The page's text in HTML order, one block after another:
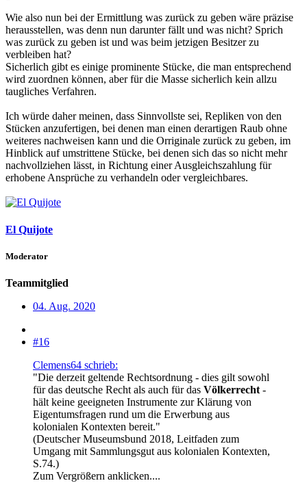
Wie also nun bei der Ermittlung was zurück zu geben wäre präzise
herausstellen, was denn nun darunter fällt und was nicht? Sprich
was zurück zu geben ist und was beim jetzigen Besitzer zu
verbleiben hat?
Sicherlich gibt es einige prominente Stücke, die man entsprechend
wird zuordnen können, aber für die Masse sicherlich kein allzu
taugliches Verfahren.
Ich würde daher meinen, dass Sinnvollste sei, Repliken von den
Stücken anzufertigen, bei denen man einen derartigen Raub ohne
weiteres nachweisen kann und die Orriginale zurück zu geben, im
Hinblick auf umstrittene Stücke, bei denen sich das so nicht mehr
nachvollziehen lässt, in Richtung einer Ausgleichszahlung für
erhobene Ansprüche zu verhandeln oder vergleichbares.
El Quijote
Moderator
Teammitglied
04. Aug. 2020
#16
Clemens64 schrieb:
"Die derzeit geltende Rechtsordnung - dies gilt sowohl
für das deutsche Recht als auch für das Völkerrecht -
hält keine geeigneten Instrumente zur Klärung von
Eigentumsfragen rund um die Erwerbung aus
kolonialen Kontexten bereit."
(Deutscher Museumsbund 2018, Leitfaden zum
Umgang mit Sammlungsgut aus kolonialen Kontexten,
S.74.)
Zum Vergrößern anklicken....